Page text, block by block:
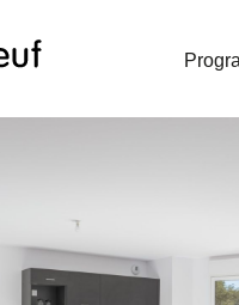
Télécharger